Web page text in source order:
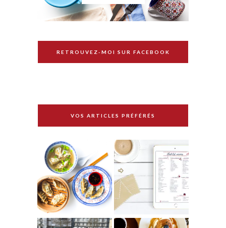
RETROUVEZ-MOI SUR FACEBOOK
VOS ARTICLES PRÉFÉRÉS